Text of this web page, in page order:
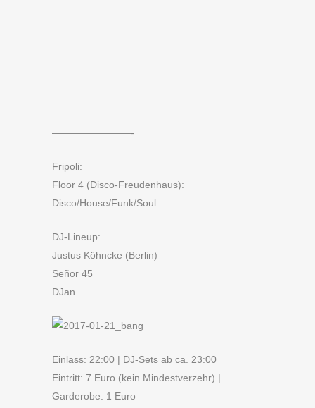
————————-
Fripoli:
Floor 4 (Disco-Freudenhaus):
Disco/House/Funk/Soul
DJ-Lineup:
Justus Köhncke (Berlin)
Señor 45
DJan
Einlass: 22:00 | DJ-Sets ab ca. 23:00
Eintritt: 7 Euro (kein Mindestverzehr) |
Garderobe: 1 Euro